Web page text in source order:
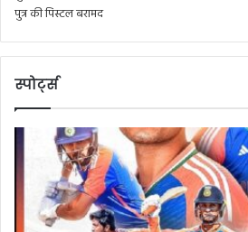
स्पोर्ट्स